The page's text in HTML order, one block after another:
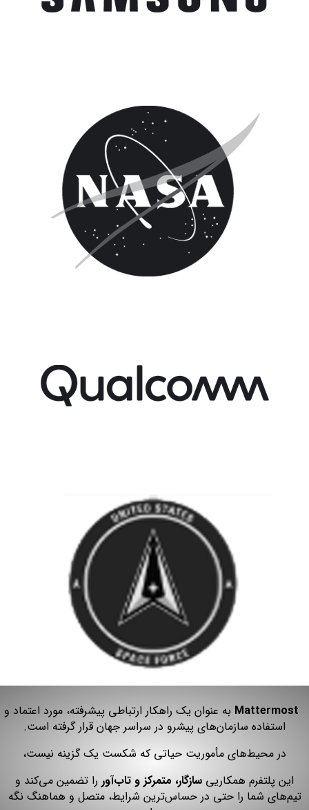
Mattermost به عنوان یک راهکار ارتباطی پیشرفته، مورد اعتماد و
استفاده سازمان‌های پیشرو در سراسر جهان قرار گرفته است.
در محیط‌های مأموریت‌ حیاتی که شکست یک گزینه نیست،
این پلتفرم همکاریی سازگار، متمرکز و تاب‌آور را تضمین می‌کند و
تیم‌های شما را حتی در حساس‌ترین شرایط، متصل و هماهنگ نگه